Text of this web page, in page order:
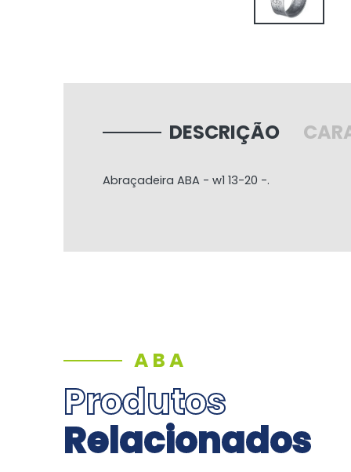
DESCRIÇÃO
Abraçadeira ABA - w1 13-20 -.
ABA
Produtos
Relacionados